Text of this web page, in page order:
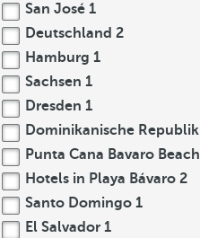
San José 1
Deutschland 2
Hamburg 1
Sachsen 1
Dresden 1
Dominikanische Republik
Punta Cana Bavaro Beach
Hotels in Playa Bávaro 2
Santo Domingo 1
El Salvador 1